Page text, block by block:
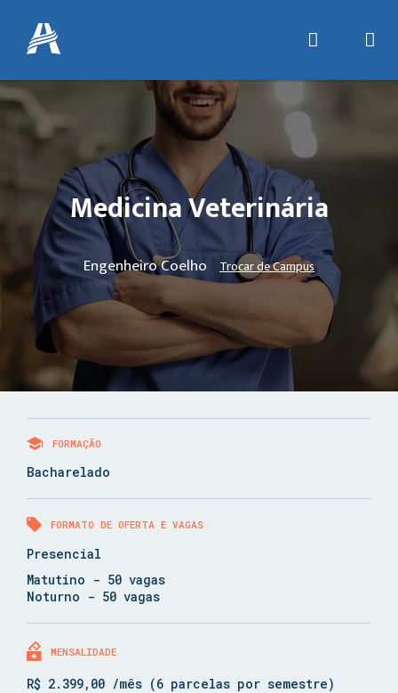
Medicina Veterinária
Engenheiro Coelho Trocar de Campus
FORMAÇÃO
Bacharelado
FORMATO DE OFERTA E VAGAS
Presencial
Matutino - 50 vagas
Noturno - 50 vagas
MENSALIDADE
R$ 2.399,00 /mês (6 parcelas por semestre)